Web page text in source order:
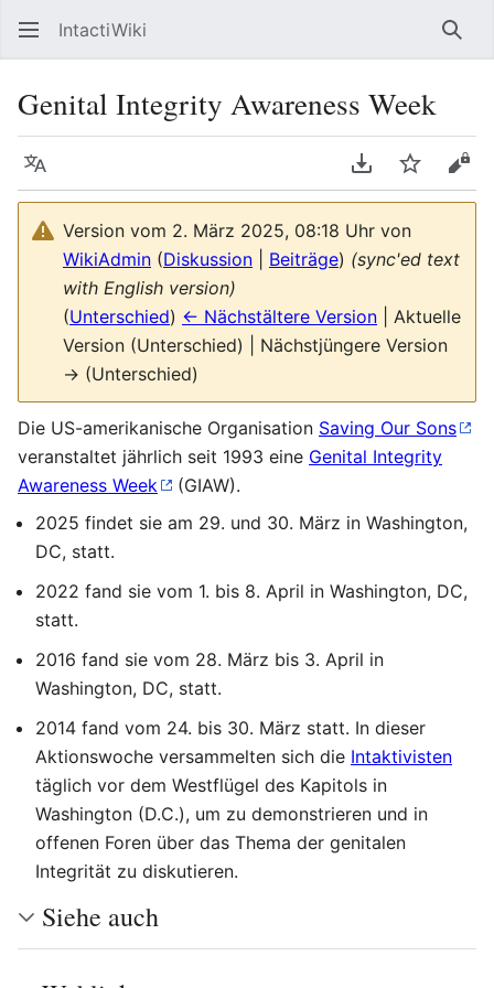
IntactiWiki
Genital Integrity Awareness Week
Sprache PDF
Version vom 2. März 2025, 08:18 Uhr von
WikiAdmin (Diskussion Beiträge) (sync'ed text
with English version)
(Unterschied) ← Nächstältere Version | Aktuelle
Version (Unterschied) | Nächstjüngere Version
→ (Unterschied)
Die US-amerikanische Organisation Saving Our Sons
veranstaltet jährlich seit 1993 eine Genital Integrity
Awareness Week
(GIAW).
2025 findet sie am 29. und 30. März in Washington,
DC, statt.
2022 fand sie vom 1. bis 8. April in Washington, DC,
statt.
2016 fand sie vom 28. März bis 3. April in
Washington, DC, statt.
2014 fand vom 24. bis 30. März statt. In dieser
Aktionswoche versammelten sich die Intaktivisten
täglich vor dem Westflügel des Kapitols in
Washington (D.C.), um zu demonstrieren und in
offenen Foren über das Thema der genitalen
Integrität zu diskutieren.
Siehe auch